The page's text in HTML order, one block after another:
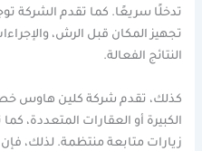
تدخلًا سريعًا. كما تقدم الشركة
تجهيز المكان قبل الرش،
النتائج الفعالة.
كذلك، تقدم شركة كلين هاوس
الكبيرة أو العقارات المتعددة،
زيارات متابعة منتظمة. لذلك،